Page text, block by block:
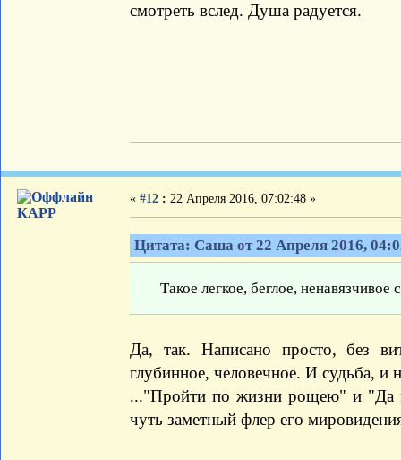
смотреть вслед. Душа радуется.
КАРР
« #12 : 22 Апреля 2016, 07:02:48 »
Цитата: Саша от 22 Апреля 2016,
Такое легкое, беглое, ненавязчивое
Да, так. Написано просто, без
глубинное, человечное. И судьба, и
..."Пройти по жизни рощею" и "Да
чуть заметный флер его